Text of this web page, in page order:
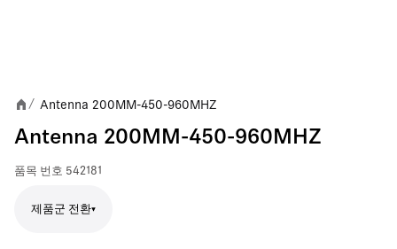
/ Antenna 200MM-450-960MHZ
Antenna 200MM-450-960MHZ
품목 번호 542181
제품군 전환